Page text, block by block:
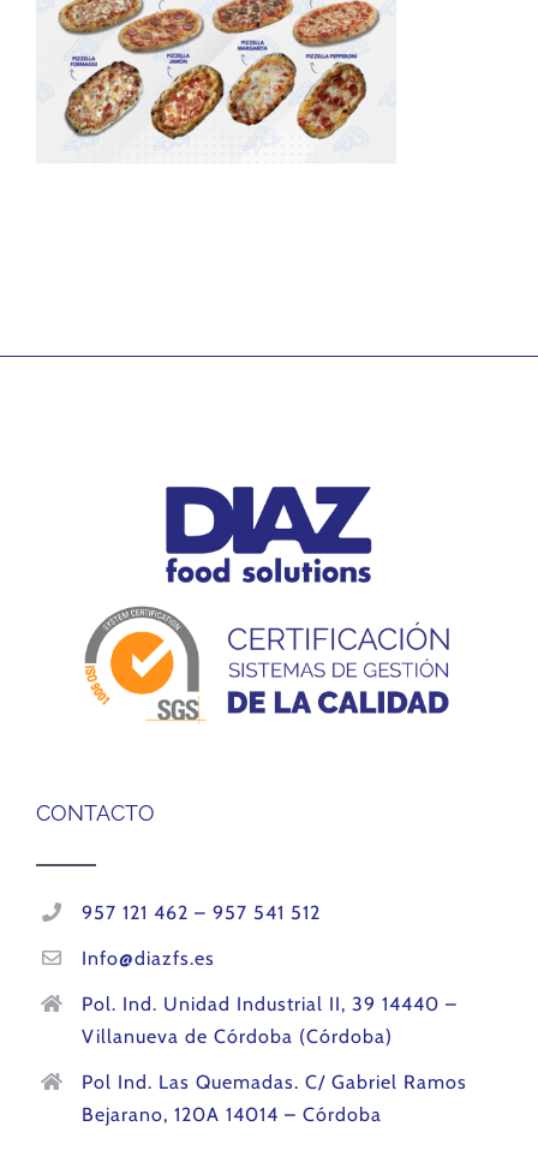
CONTACTO
957 121 462 – 957 541 512
Info@diazfs.es
Pol. Ind. Unidad Industrial II, 39 14440 –
Villanueva de Córdoba (Córdoba)
Pol Ind. Las Quemadas. C/ Gabriel Ramos
Bejarano, 120A 14014 – Córdoba